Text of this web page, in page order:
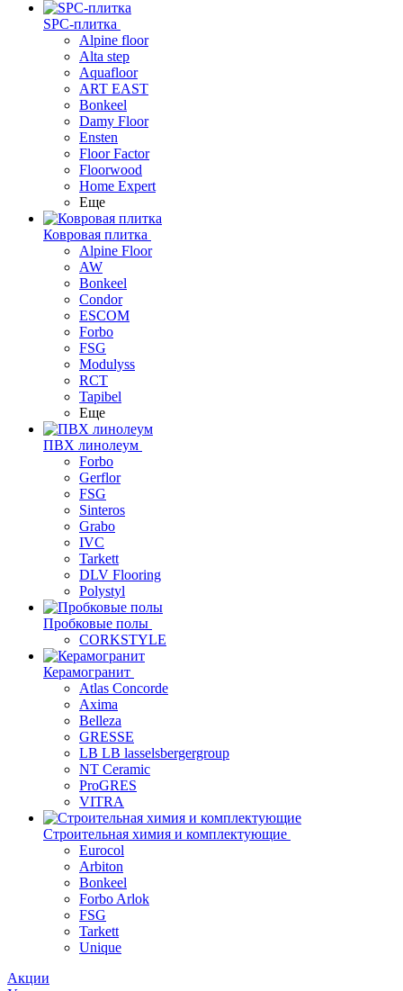
SPC-плитка
Alpine floor
Alta step
Aquafloor
ART EAST
Bonkeel
Damy Floor
Ensten
Floor Factor
Floorwood
Home Expert
Еще
Ковровая плитка
Alpine Floor
AW
Bonkeel
Condor
ESCOM
Forbo
FSG
Modulyss
RCT
Tapibel
Еще
ПВХ линолеум
Forbo
Gerflor
FSG
Sinteros
Grabo
IVC
Tarkett
DLV Flooring
Polystyl
Пробковые полы
CORKSTYLE
Керамогранит
Atlas Concorde
Axima
Belleza
GRESSE
LB LB lasselsbergergroup
NT Ceramic
ProGRES
VITRA
Строительная химия и комплектующие
Eurocol
Arbiton
Bonkeel
Forbo Arlok
FSG
Tarkett
Unique
Акции